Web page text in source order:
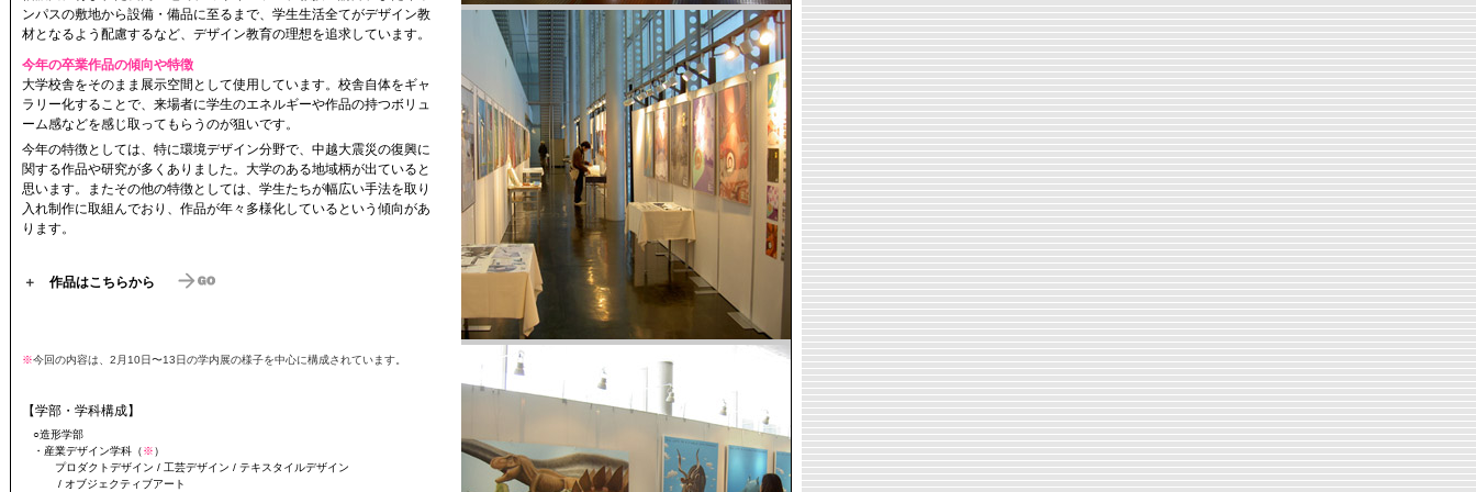
ンパスの敷地から設備・備品に至るまで、学生生活全てがデザイン教
材となるよう配慮するなど、デザイン教育の理想を追求しています。
今年の卒業作品の傾向や特徴
大学校舎をそのまま展示空間として使用しています。校舎自体をギャ
ラリー化することで、来場者に学生のエネルギーや作品の持つボリュ
ーム感などを感じ取ってもらうのが狙いです。
今年の特徴としては、特に環境デザイン分野で、中越大震災の復興に
関する作品や研究が多くありました。大学のある地域柄が出ていると
思います。またその他の特徴としては、学生たちが幅広い手法を取り
入れ制作に取組んでおり、作品が年々多様化しているという傾向があ
ります。
＋ 作品はこちらから
※今回の内容は、2月10日〜13日の学内展の様子を中心に構成されています。
【学部・学科構成】
○造形学部
・産業デザイン学科（※）
プロダクトデザイン / 工芸デザイン / テキスタイルデザイン
/ オブジェクティブアート